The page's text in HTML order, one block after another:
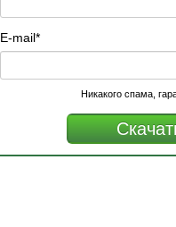
E-mail*
Никакого спама,